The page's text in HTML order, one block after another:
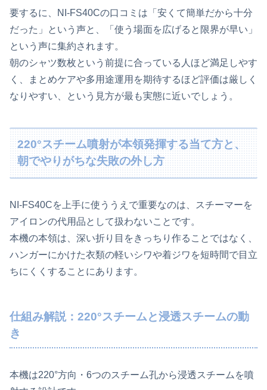
要するに、NI-FS40Cの口コミは「安くて簡単だから十分
だった」という声と、「使う場面を広げると限界が早い」
という声に集約されます。
朝のシャツ数枚という前提に合っている人ほど満足しやす
く、まとめケアや多用途運用を期待するほど評価は厳しく
なりやすい、という見方が最も実態に近いでしょう。
220°スチーム噴射が本領発揮する当て方と、
朝でやりがちな失敗の外し方
NI-FS40Cを上手に使ううえで重要なのは、スチーマーを
アイロンの代用品として扱わないことです。
本機の本領は、深い折り目をきっちり作ることではなく、
ハンガーにかけた衣類の軽いシワや着ジワを短時間で目立
ちにくくすることにあります。
仕組み解説：220°スチームと浸透スチームの動
き
本機は220°方向・6つのスチーム孔から浸透スチームを噴